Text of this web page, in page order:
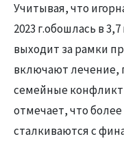
Учитывая, что
2023 г.обошлась в
выходит за рамки
включают лечение,
семейные
отмечает, что
сталкиваются с